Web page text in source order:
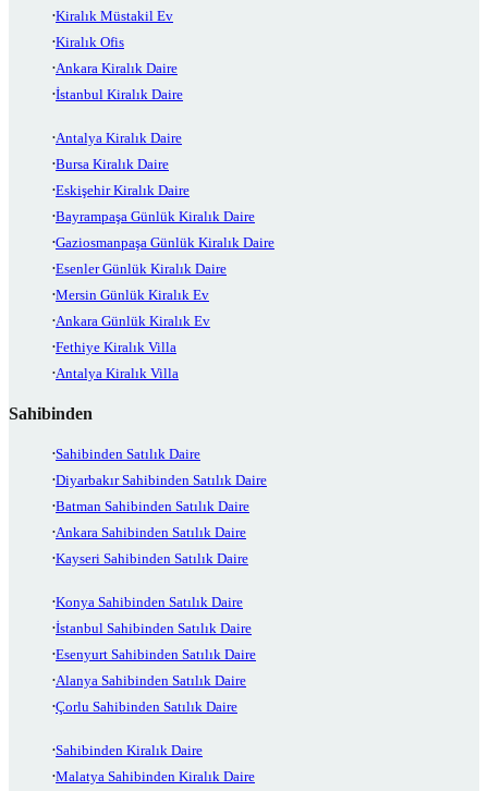
Kiralık Müstakil Ev
Kiralık Ofis
Ankara Kiralık Daire
İstanbul Kiralık Daire
Antalya Kiralık Daire
Bursa Kiralık Daire
Eskişehir Kiralık Daire
Bayrampaşa Günlük Kiralık Daire
Gaziosmanpaşa Günlük Kiralık Daire
Esenler Günlük Kiralık Daire
Mersin Günlük Kiralık Ev
Ankara Günlük Kiralık Ev
Fethiye Kiralık Villa
Antalya Kiralık Villa
Sahibinden
Sahibinden Satılık Daire
Diyarbakır Sahibinden Satılık Daire
Batman Sahibinden Satılık Daire
Ankara Sahibinden Satılık Daire
Kayseri Sahibinden Satılık Daire
Konya Sahibinden Satılık Daire
İstanbul Sahibinden Satılık Daire
Esenyurt Sahibinden Satılık Daire
Alanya Sahibinden Satılık Daire
Çorlu Sahibinden Satılık Daire
Sahibinden Kiralık Daire
Malatya Sahibinden Kiralık Daire